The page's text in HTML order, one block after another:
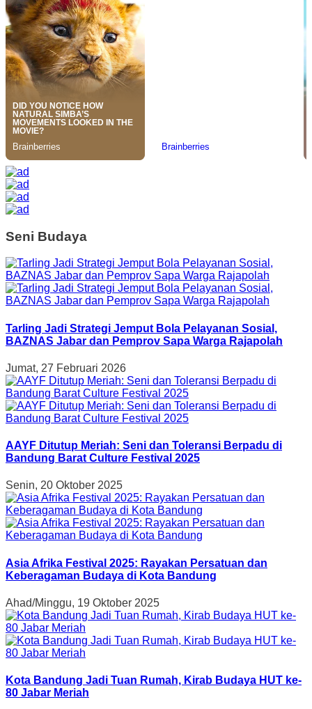
Seni Budaya
Tarling Jadi Strategi Jemput Bola Pelayanan Sosial,
BAZNAS Jabar dan Pemprov Sapa Warga Rajapolah
Jumat, 27 Februari 2026
AAYF Ditutup Meriah: Seni dan Toleransi Berpadu di
Bandung Barat Culture Festival 2025
Senin, 20 Oktober 2025
Asia Afrika Festival 2025: Rayakan Persatuan dan
Keberagaman Budaya di Kota Bandung
Ahad/Minggu, 19 Oktober 2025
Kota Bandung Jadi Tuan Rumah, Kirab Budaya HUT ke-
80 Jabar Meriah